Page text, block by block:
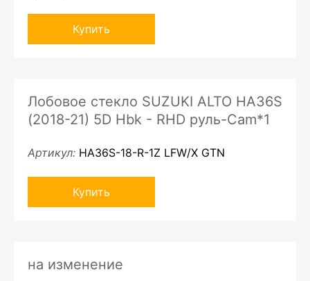
Купить
Лобовое стекло SUZUKI ALTO HA36S
(2018-21) 5D Hbk - RHD руль-Cam*1
Артикул: HA36S-18-R-1Z LFW/X GTN
Купить
на изменение